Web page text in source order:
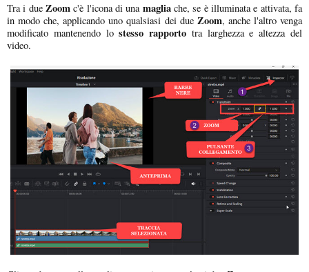
Tra i due Zoom c'è l'icona di una magliache, se è illuminata e attivata, fa
in modo che, applicando uno qualsiasi dei dueZoom, anche l'altro venga
modificato mantenendo lostesso rapporto tra larghezza e altezza del
video.